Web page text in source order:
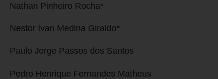
Nathan Pinheiro Rocha*
Nestor Ivan Medina Giraldo*
Paulo Jorge Passos dos Santos
Pedro Henrique Fernandes Matheus